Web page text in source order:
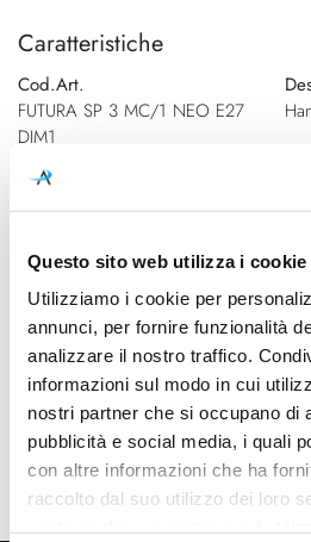
Questo sito web utilizza i cookie
Utilizziamo i cookie per
annunci, per fornire funzionalità
analizzare il nostro traffico.
informazioni sul modo in cui
nostri partner che si occupano di
pubblicità e social media, i quali
con altre informazioni che ha
raccolto dal suo utilizzo dei loro
Caratteristiche
Cod.Art.
FUTURA SP 3 MC/1 NEO E27
DIM1
Dimensioni
650mm - H max 400mm ( H
Potenza e attacco
3x max 77W - E27
Dimmerazione
Dimmerabile
Mpn
FUTUR SP 3 MC1 NE E27 CE